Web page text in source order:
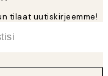
tilaat uutiskirjeemme!